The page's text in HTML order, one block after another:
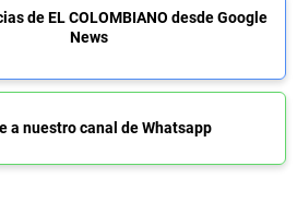
de EL COLOMBIANO desde Google
News
a nuestro canal de Whatsapp